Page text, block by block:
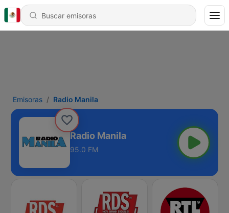
Emisoras Radio Manila
Radio Manila
95.0 FM